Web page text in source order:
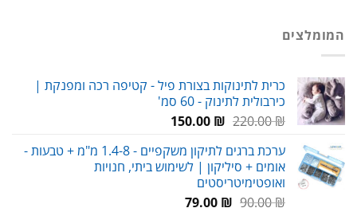
המומלצים
כרית לתינוקות בצורת פיל - קטיפה רכה ומפנקת |
כירבולית לתינוק - 60 סמ'
220.00₪
המחיר
היה:
220.00 ₪.
150.00 ₪
המחיר
הוא:
150.00 ₪.
ערכת ברגים לתיקון משקפיים - 1.4-8 מ"מ + טבעות -
אומים + סיליקון | לשימוש ביתי, חנויות
ואופטימיטריסטים
90.00₪
המחיר79.00 ₪
המחיר